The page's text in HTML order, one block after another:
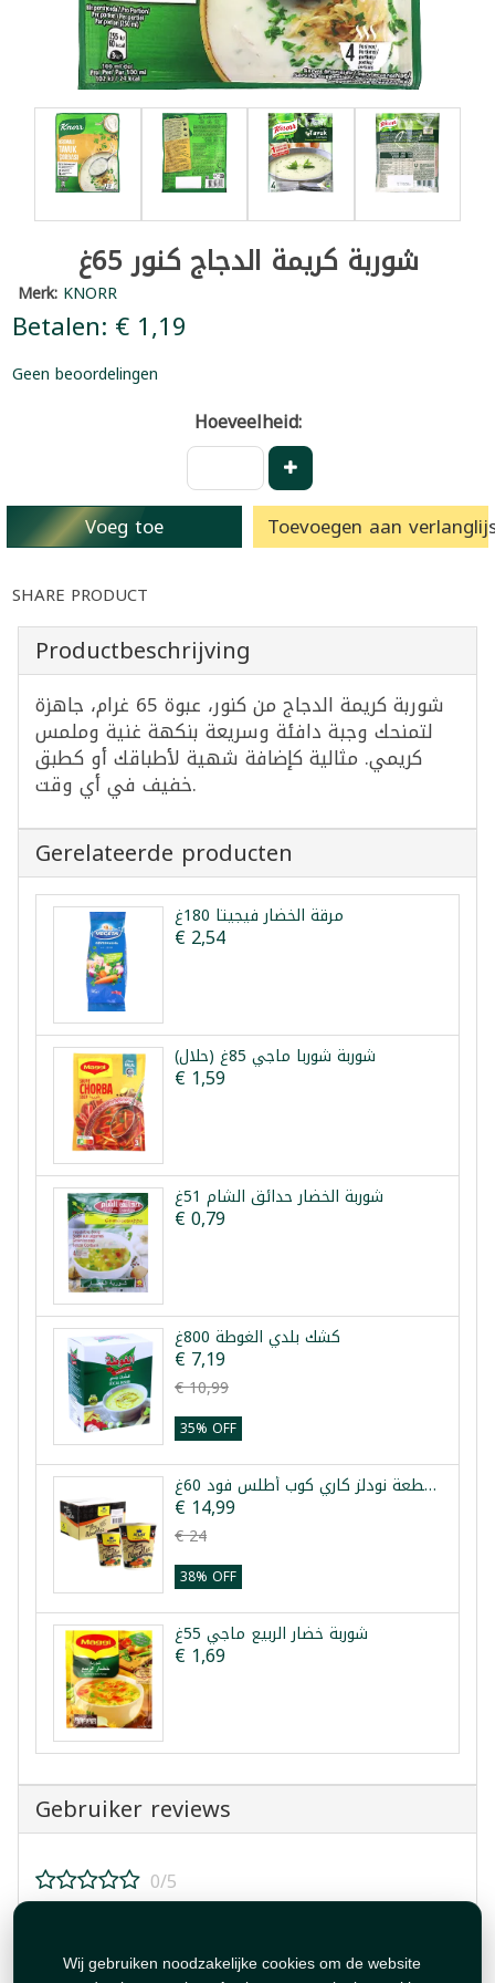
Wij gebruiken noodzakelijke cookies om de website
شوربة كريمة الدجاج كنور 65غ
Merk: KNORR
Betalen: € 1,19
Geen beoordelingen
Hoeveelheid:
Voeg toe Toevoegen aan
SHARE PRODUCT
Productbeschrijving
شوربة كريمة الدجاج من كنور، عبوة 65 غرام، جاهزة
لتمنحك وجبة دافئة وسريعة بنكهة غنية وملمس
كريمي. مثالية كإضافة شهية لأطباقك أو كطبق
خفيف في أي وقت.
Gerelateerde producten
مرقة الخضار فيجيتا 180غ
€ 2,54
شوربة شوربا ماجي 85غ (حلال)
€ 1,59
شوربة الخضار حدائق الشام 51غ
€ 0,79
كشك بلدي الغوطة 800غ
€ 7,19
€ 10,99
35% OFF
طرد 24 قطعة نودلز كاري كوب أطلس فود 60غ
€ 14,99
€ 24
38% OFF
شوربة خضار الربيع ماجي 55غ
€ 1,69
Gebruiker reviews
0/5